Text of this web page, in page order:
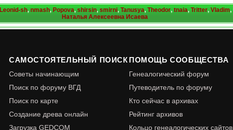
Leonid-sh, nmash, Popova, shirsin, smirni, Tanusya, Theodor, tnaia, Tritter, Vladim,
Наталья Алексеевна Исаева
САМОСТОЯТЕЛЬНЫЙ ПОИСК
Советы начинающим
Поиск по форуму ВГД
Поиск по карте
Создание древа онлайн
Загрузка GEDCOM
ПОМОЩЬ СООБЩЕСТВА
Генеалогический форум
Путеводитель по форуму
Кто сейчас в архивах
Рейтинг архивов
Кольцо генеалогических сайтов